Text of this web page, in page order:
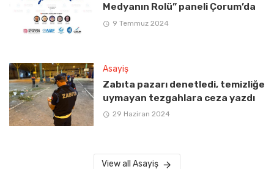
Medyanın Rolü” paneli Çorum’da
9 Temmuz 2024
Asayiş
Zabıta pazarı denetledi, temizliğe
uymayan tezgahlara ceza yazdı
29 Haziran 2024
View all Asayiş